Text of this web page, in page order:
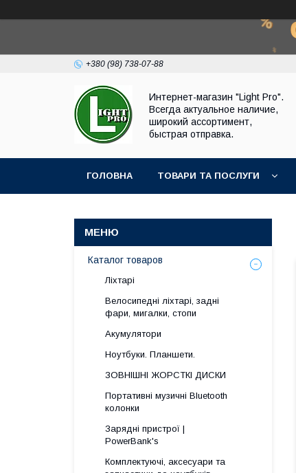
+380 (98) 738-07-88
Интернет-магазин "Light Pro".
Всегда актуальное наличие,
широкий ассортимент,
быстрая отправка.
ГОЛОВНА ТОВАРИ ТА ПОСЛУГИ
Каталог товаров
Ліхтарі
Велосипедні ліхтарі, задні
фари, мигалки, стопи
Акумулятори
Ноутбуки. Планшети.
ЗОВНІШНІ ЖОРСТКІ ДИСКИ
Портативні музичні Bluetooth
колонки
Зарядні пристрої |
PowerBank's
Комплектуючі, аксесуари та